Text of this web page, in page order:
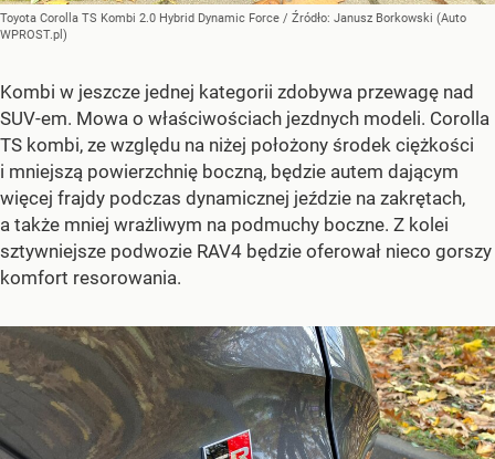
Toyota Corolla TS Kombi 2.0 Hybrid Dynamic Force / Źródło: Janusz Borkowski (Auto
WPROST.pl)
Kombi w jeszcze jednej kategorii zdobywa przewagę nad
SUV-em. Mowa o właściwościach jezdnych modeli. Corolla
TS kombi, ze względu na niżej położony środek ciężkości
i mniejszą powierzchnię boczną, będzie autem dającym
więcej frajdy podczas dynamicznej jeździe na zakrętach,
a także mniej wrażliwym na podmuchy boczne. Z kolei
sztywniejsze podwozie RAV4 będzie oferował nieco gorszy
komfort resorowania.